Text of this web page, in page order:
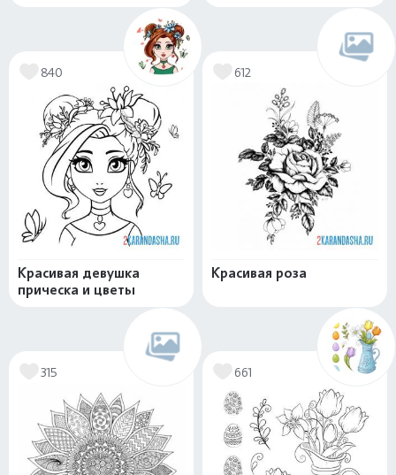
840
Красивая девушка
прическа и цветы
612
Красивая роза
315 661